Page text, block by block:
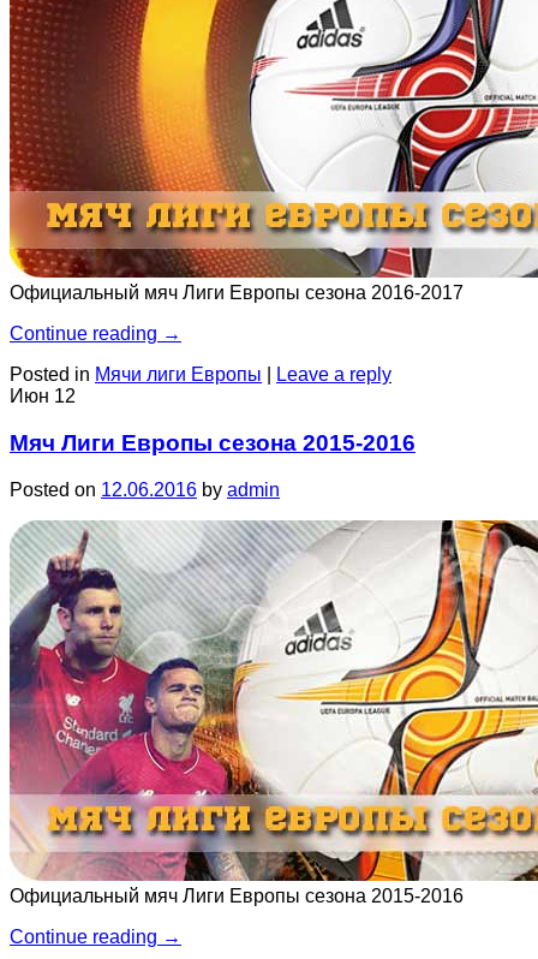
Официальный мяч Лиги Европы сезона 2016-2017
Continue reading →
Posted in Мячи лиги Европы
Leave a reply
Июн 12
Мяч Лиги Европы сезона 2015-2016
Posted on 12.06.2016 by admin
Официальный мяч Лиги Европы сезона 2015-2016
Continue reading →